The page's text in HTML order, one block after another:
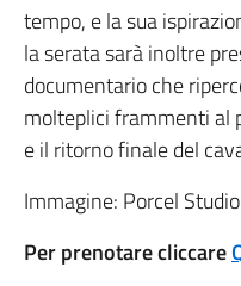
tempo, e la sua
la serata sarà inoltre
documentario che
molteplici frammenti al
e il ritorno finale del
Immagine: Porcel Studio
Per prenotare cliccare